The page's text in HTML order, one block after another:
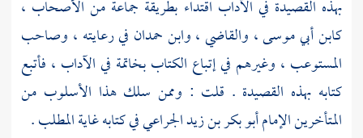
بهذه القصيدة في الآداب اقتداء بطريقة جماعة من الأصحاب ،
كابن أبي موسى، والقاضي ،وابن حمدان في رعايته ، وصاحب
المستوعب ، وغيرهم في إتباع الكتاب بخاتمة في الآداب ، فأتبع
كتابه بهذه القصيدة . قلت : وممن سلك هذا الأسلوب من
المتأخرين الإمامأبو بكر بن زيد الجراعيفي كتابه غاية المطلب .